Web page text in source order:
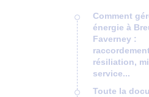
Comment
énergie à
Faverney :
résiliation,
service...
Toute la